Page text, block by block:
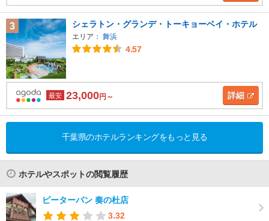
3 シェラトン・グランデ・トーキョーベイ・ホテル
エリア： 舞浜
4.57
最安 23,000円～ 詳細
千葉県のホテルランキングをもっと見る
ホテルやスポットの閲覧履歴
ピーターパン 奏の杜店
3.32